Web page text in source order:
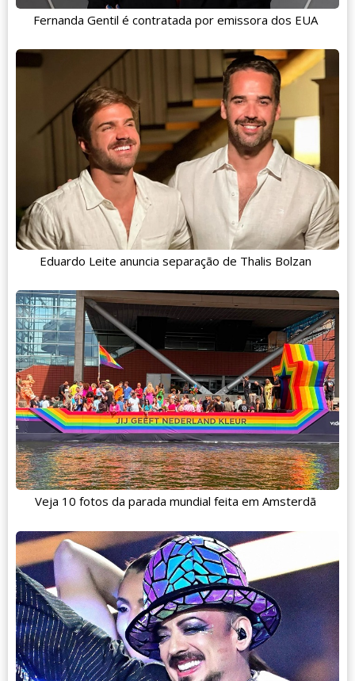
Fernanda Gentil é contratada por emissora dos EUA
Eduardo Leite anuncia separação de Thalis Bolzan
Veja 10 fotos da parada mundial feita em Amsterdã